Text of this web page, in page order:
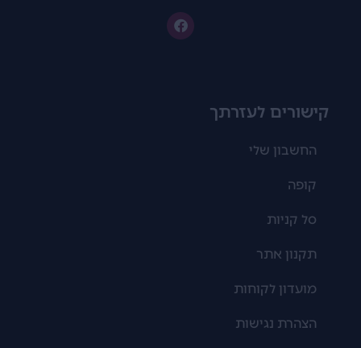
קישורים לעזרתך
החשבון שלי
קופה
סל קניות
תקנון אתר
מועדון לקוחות
הצהרת נגישות